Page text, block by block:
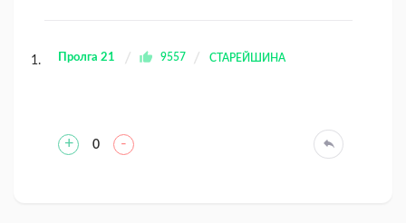
Пролга 21 9557 СТАРЕЙШИНА
+ 0 -